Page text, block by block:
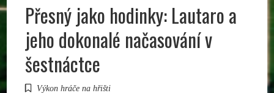
Přesný jako hodinky: Lautaro a
jeho dokonalé načasování v
šestnáctce
Výkon hráče na hřišti